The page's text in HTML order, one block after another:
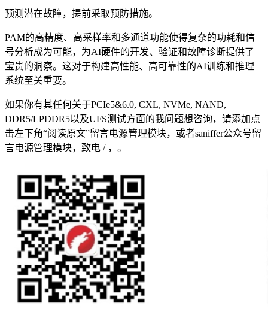
预测潜在故障，提前采取预防措施。
PAM的高精度、高采样率和多通道功能使得复杂的功耗和信
号分析成为可能，为AI硬件的开发、验证和故障诊断提供了
宝贵的洞察。这对于构建高性能、高可靠性的AI训练和推理
系统至关重要。
如果你有其任何关于PCIe5&6.0, CXL, NVMe, NAND,
DDR5/LPDDR5以及UFS测试方面的我问题想咨询，请添加点
击左下角“阅读原文”留言电源管理模块，或者saniffer公众号留
言电源管理模块，致电 / ，。